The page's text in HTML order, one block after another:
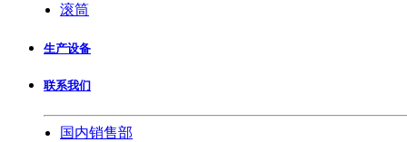
滚筒
生产设备
联系我们
国内销售部